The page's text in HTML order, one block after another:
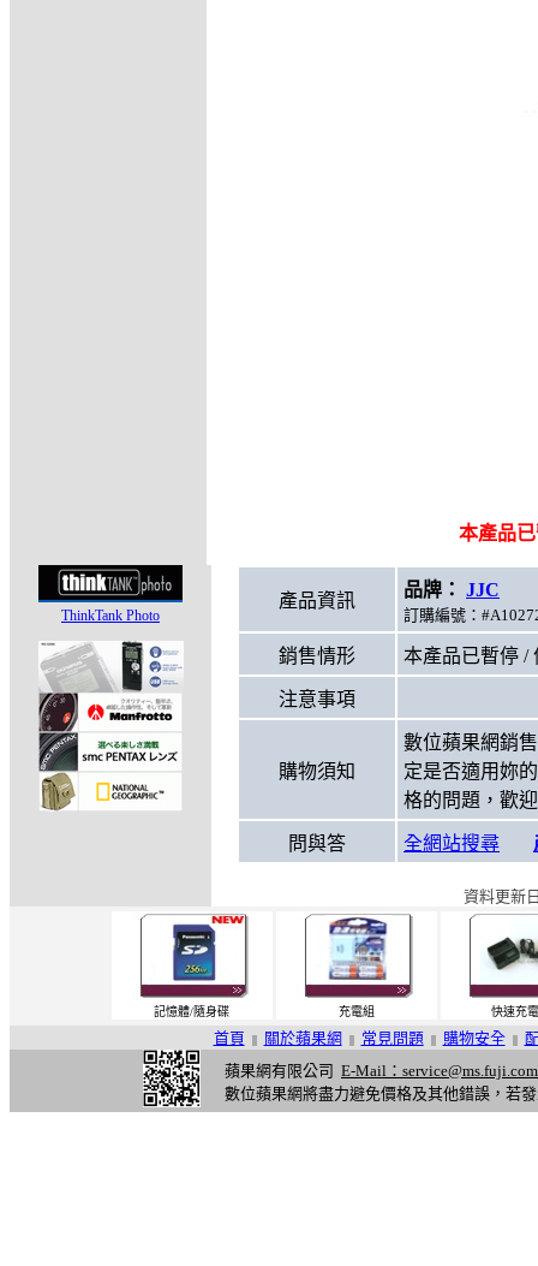
本產品
ThinkTank Photo
產品資訊
品牌： JJC
訂購編號：
銷售情形 本產品已暫停 /
注意事項
購物須知
數位蘋果網銷
定是否適用妳
格的問題，歡
問與答 全網站搜尋
資料更新
記憶體/隨身碟 充電組 快速充
首頁 || 關於蘋果網 || 常見問題 || 購物安全 ||
蘋果網有限公司 E-Mail：
數位蘋果網將盡力避免價格及其他錯誤，若